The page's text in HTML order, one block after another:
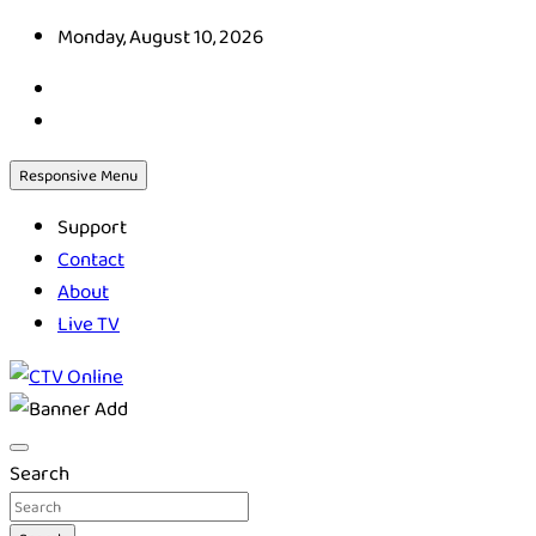
Skip
content
Monday, August 10, 2026
Responsive Menu
Support
Contact
About
Live TV
CTV Online
Search